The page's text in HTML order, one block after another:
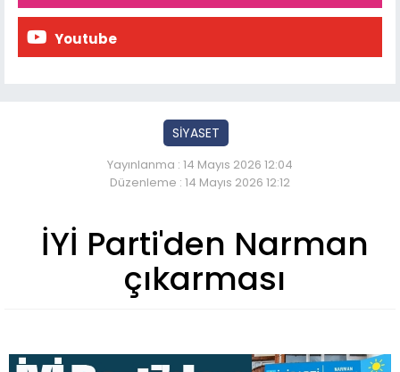
Youtube
SİYASET
Yayınlanma : 14 Mayıs 2026 12:04
Düzenleme : 14 Mayıs 2026 12:12
İYİ Parti'den Narman
çıkarması